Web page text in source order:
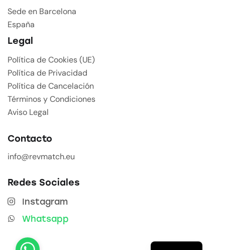
Sede en Barcelona
España
Legal
Política de Cookies (UE)
Política de Privacidad
Política de Cancelación
Términos y Condiciones
Aviso Legal
Contacto
info@revmatch.eu
Redes Sociales
Instagram
Whatsapp